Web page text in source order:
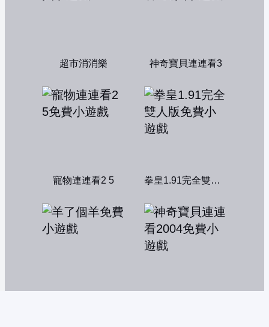
超市消消樂 神奇寶貝連連看3
寵物連連看2 5 拳皇1.91完全雙人版